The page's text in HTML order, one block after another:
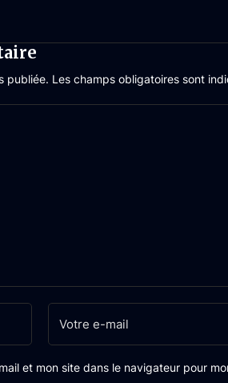
publiée. Les champs obligatoires sont
et mon site dans le navigateur pour